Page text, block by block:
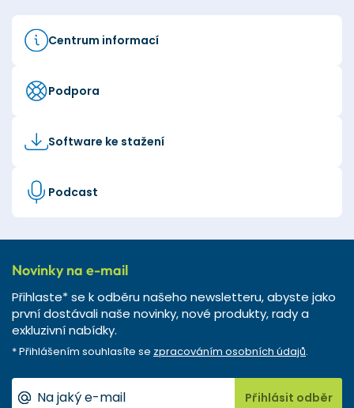
Centrum informací
Podpora
Software ke stažení
Podcast
Novinky na e-mail
Přihlaste* se k odběru našeho newsletteru, abyste jako
první dostávali naše novinky, nové produkty, rady a
exkluzivní nabídky.
* Přihlášením souhlasíte se zpracováním osobních údajů.
Přihlásit odběr